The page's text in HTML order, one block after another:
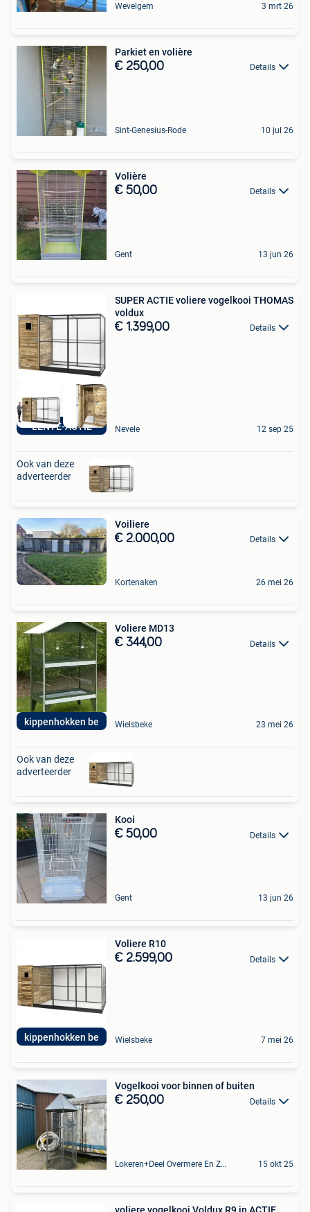
Wevelgem 3 mrt 26
Parkiet en volière
€ 250,00 Details
Sint-Genesius-Rode 10 jul 26
Volière
€ 50,00 Details
Gent 13 jun 26
LENTE-ACTIE
SUPER ACTIE voliere vogelkooi THOMAS
voldux
€ 1.399,00 Details
Nevele 12 sep 25
Ook van deze
adverteerder
Voiliere
€ 2.000,00 Details
Kortenaken 26 mei 26
kippenhokken be
Voliere MD13
€ 344,00 Details
Wielsbeke 23 mei 26
Ook van deze
adverteerder
Kooi
€ 50,00 Details
Gent 13 jun 26
kippenhokken be
Voliere R10
€ 2.599,00 Details
Wielsbeke 7 mei 26
Vogelkooi voor binnen of buiten
€ 250,00 Details
Lokeren+Deel Overmere En Zele 15 okt 25